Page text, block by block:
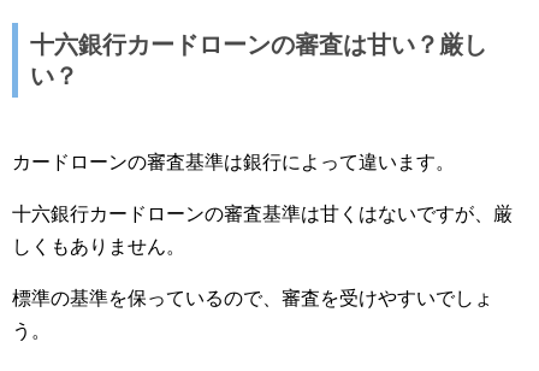
十六銀行カードローンの審査は甘い？厳し
い？
カードローンの審査基準は銀行によって違います。
十六銀行カードローンの審査基準は甘くはないですが、厳
しくもありません。
標準の基準を保っているので、審査を受けやすいでしょ
う。